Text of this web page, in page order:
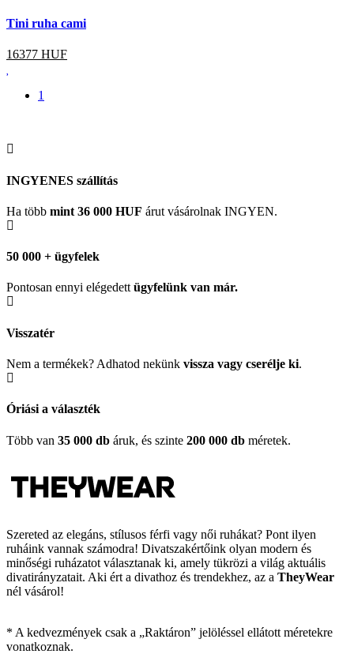
Tini ruha cami
16377 HUF
1
INGYENES szállítás
Ha több mint 36 000 HUF árut vásárolnak INGYEN.
50 000 + ügyfelek
Pontosan ennyi elégedettügyfelünk van már.
Visszatér
Nem a termékek? Adhatod nekünk vissza vagy cserélje ki.
Óriási a választék
Több van 35 000 db áruk, és szinte 200 000 db méretek.
Szereted az elegáns, stílusos férfi vagy női ruhákat? Pont ilyen
ruháink vannak számodra! Divatszakértőink olyan modern és
minőségi ruházatot választanak ki, amely tükrözi a világ aktuális
divatirányzatait. Aki ért a divathoz és trendekhez, az a TheyWear
nél vásárol!
* A kedvezmények csak a „Raktáron” jelöléssel ellátott méretekre
vonatkoznak.